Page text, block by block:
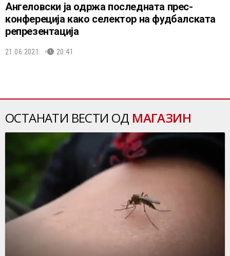
Ангеловски ја одржа последната прес-
конфереција како селектор на фудбалската
репрезентација
21.06.2021. 20:41
ОСТАНАТИ ВЕСТИ ОД МАГАЗИН